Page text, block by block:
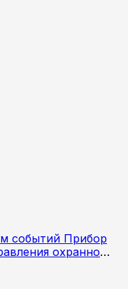
событий Прибор
охранно-